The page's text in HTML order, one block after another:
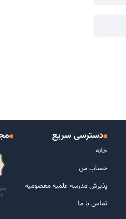
دسترسی سریع
خانه
حساب من
پذیرش مدرسه علمیه معصومیه
تماس با ما